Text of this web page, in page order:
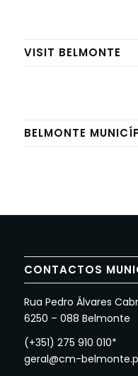
VISIT BELMONTE
BELMONTE
CONTACTOS
Rua Pedro Álvares
6250 – 088 Belmonte
(+351) 275 910 010*
geral@cm-